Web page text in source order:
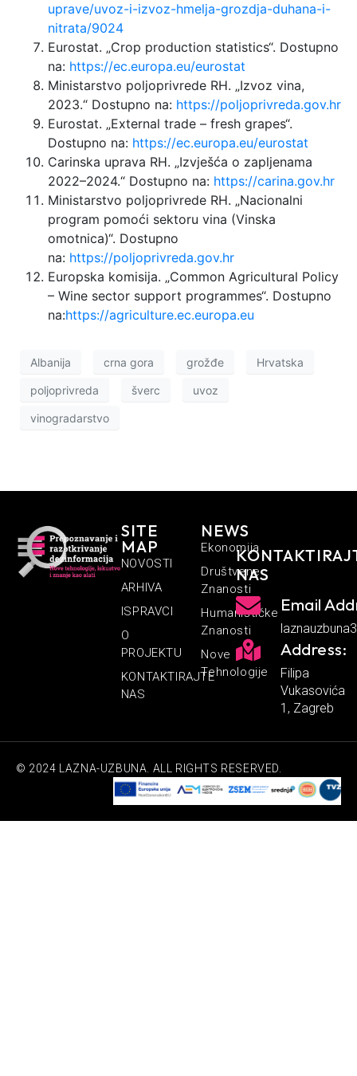
uprave/uvoz-i-izvoz-hmelja-grozdja-duhana-i-
nitrata/9024
Eurostat. „Crop production statistics“. Dostupno
na: https://ec.europa.eu/eurostat
Ministarstvo poljoprivrede RH. „Izvoz vina,
2023.“ Dostupno na: https://poljoprivreda.gov.hr
Eurostat. „External trade – fresh grapes“.
Dostupno na: https://ec.europa.eu/eurostat
Carinska uprava RH. „Izvješća o zapljenama
2022–2024.“ Dostupno na: https://carina.gov.hr
Ministarstvo poljoprivrede RH. „Nacionalni
program pomoći sektoru vina (Vinska
omotnica)“. Dostupno
na: https://poljoprivreda.gov.hr
Europska komisija. „Common Agricultural Policy
– Wine sector support programmes“. Dostupno
na:https://agriculture.ec.europa.eu
Albanija crna gora grožđe Hrvatska
poljoprivreda šverc uvoz
vinogradarstvo
SITE
MAP
NOVOSTI
ARHIVA
ISPRAVCI
O
PROJEKTU
KONTAKTIRAJTE
NAS
NEWS
Ekonomija
Društvene
Znanosti
Humanističke
Znanosti
Nove
Tehnologije
NAS
Email
Address:
Filipa
Vukasovića
1, Zagreb
© 2024 LAZNA-UZBUNA. ALL RIGHTS RESERVED.